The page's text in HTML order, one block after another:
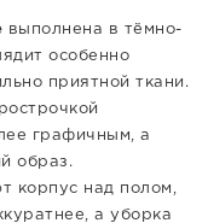
выполнена в тёмно-
особенно
приятной ткани.
графичным, а
образ.
корпус над полом,
а уборка